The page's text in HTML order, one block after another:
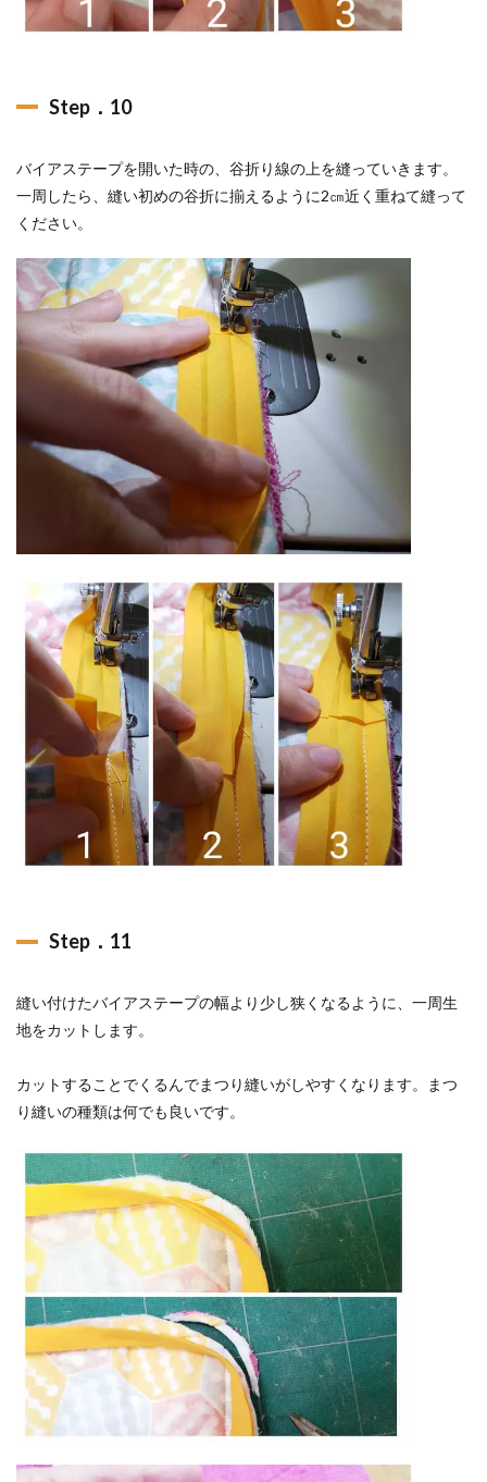
Step．10
バイアステープを開いた時の、谷折り線の上を縫っていきます。
一周したら、縫い初めの谷折に揃えるように2㎝近く重ねて縫って
ください。
Step．11
縫い付けたバイアステープの幅より少し狭くなるように、一周生
地をカットします。
カットすることでくるんでまつり縫いがしやすくなります。まつ
り縫いの種類は何でも良いです。